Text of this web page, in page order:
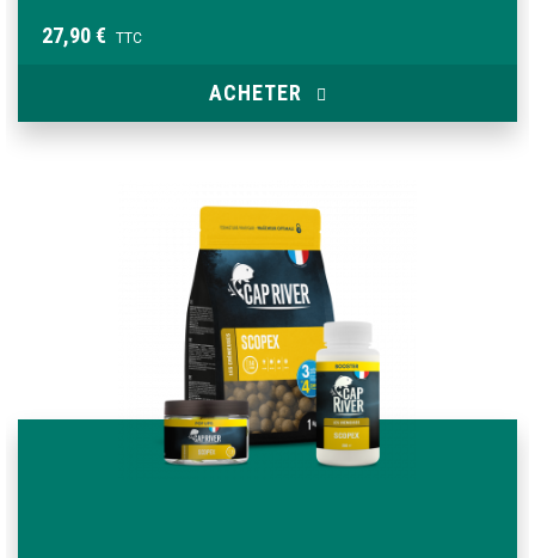
27,90 € TTC
ACHETER